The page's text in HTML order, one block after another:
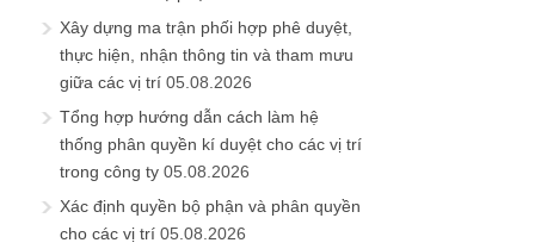
Xây dựng ma trận phối hợp phê duyệt,
thực hiện, nhận thông tin và tham mưu
giữa các vị trí 05.08.2026
Tổng hợp hướng dẫn cách làm hệ
thống phân quyền kí duyệt cho các vị trí
trong công ty 05.08.2026
Xác định quyền bộ phận và phân quyền
cho các vị trí 05.08.2026